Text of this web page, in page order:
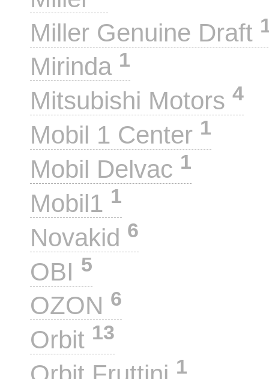
Miller Genuine Draft
Mirinda 1
Mitsubishi Motors 4
Mobil 1 Center 1
Mobil Delvac 1
Mobil1 1
Novakid 6
OBI 5
OZON 6
Orbit 13
1